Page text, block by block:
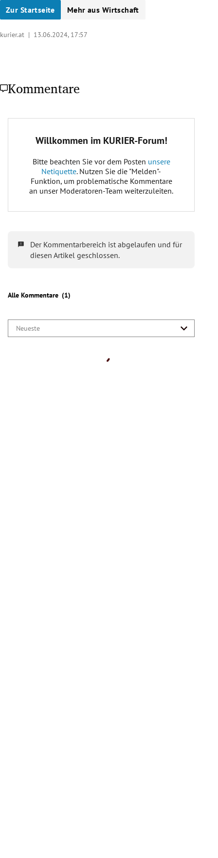
Zur Startseite Mehr aus Wirtschaft
kurier.at | 13.06.2024, 17:57
Kommentare